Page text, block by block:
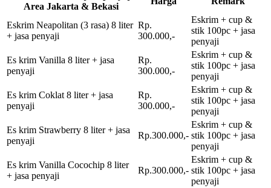
Area Jakarta & Bekasi
Eskrim Neapolitan (3 rasa) 8 liter
+ jasa penyaji
Rp.
300.000,-
Eskrim + cup &
stik 100pc + jasa
penyaji
Es krim Vanilla 8 liter + jasa
penyaji
Rp.
300.000,-
Eskrim + cup &
stik 100pc + jasa
penyaji
Es krim Coklat 8 liter + jasa
penyaji
Rp.
300.000,-
Eskrim + cup &
stik 100pc + jasa
penyaji
Es krim Strawberry 8 liter + jasa
penyaji
Rp.300.000,-
Eskrim + cup &
stik 100pc + jasa
penyaji
Es krim Vanilla Cocochip 8 liter
+ jasa penyaji
Rp.300.000,-
Eskrim + cup &
stik 100pc + jasa
penyaji